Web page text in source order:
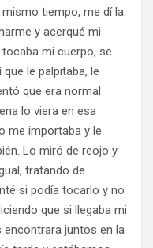
tiempo, me dí la
y acerqué mi
mi cuerpo, se
le palpitaba, le
que era normal
lo viera en esa
me importaba y le
Lo miró de reojo y
tratando de
si podía tocarlo y no
que si llegaba mi
encontrara juntos en la